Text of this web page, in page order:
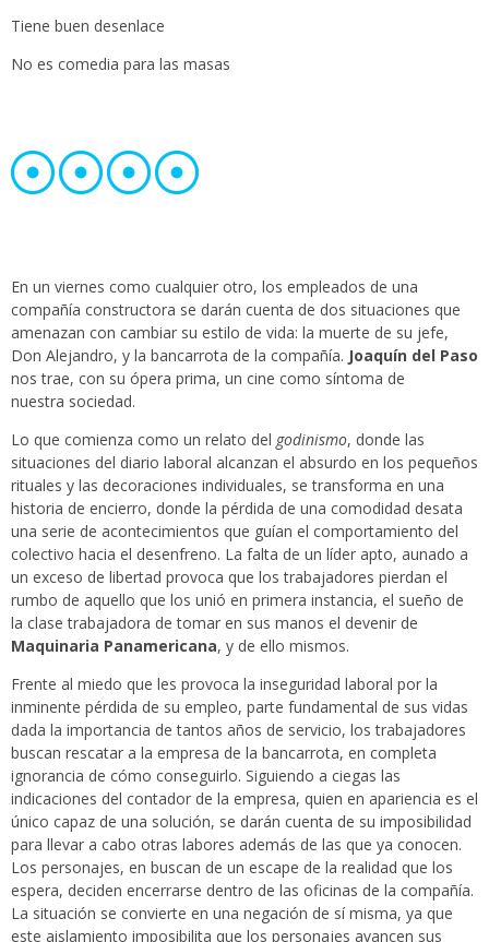
Tiene buen desenlace
No es comedia para las masas
En un viernes como cualquier otro, los empleados de una
compañía constructora se darán cuenta de dos situaciones que
amenazan con cambiar su estilo de vida: la muerte de su jefe,
Don Alejandro, y la bancarrota de la compañía. Joaquín del Paso
nos trae, con su ópera prima, un cine como síntoma de
nuestra sociedad.
Lo que comienza como un relato del godinismo, donde las
situaciones del diario laboral alcanzan el absurdo en los pequeños
rituales y las decoraciones individuales, se transforma en una
historia de encierro, donde la pérdida de una comodidad desata
una serie de acontecimientos que guían el comportamiento del
colectivo hacia el desenfreno. La falta de un líder apto, aunado a
un exceso de libertad provoca que los trabajadores pierdan el
rumbo de aquello que los unió en primera instancia, el sueño de
la clase trabajadora de tomar en sus manos el devenir de
Maquinaria Panamericana, y de ello mismos.
Frente al miedo que les provoca la inseguridad laboral por la
inminente pérdida de su empleo, parte fundamental de sus vidas
dada la importancia de tantos años de servicio, los trabajadores
buscan rescatar a la empresa de la bancarrota, en completa
ignorancia de cómo conseguirlo. Siguiendo a ciegas las
indicaciones del contador de la empresa, quien en apariencia es el
único capaz de una solución, se darán cuenta de su imposibilidad
para llevar a cabo otras labores además de las que ya conocen.
Los personajes, en buscan de un escape de la realidad que los
espera, deciden encerrarse dentro de las oficinas de la compañía.
La situación se convierte en una negación de sí misma, ya que
este aislamiento imposibilita que los personajes avancen sus